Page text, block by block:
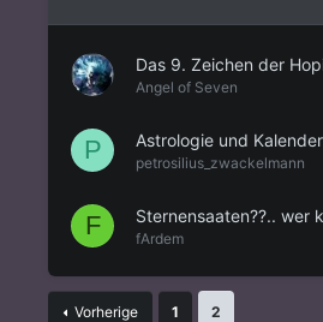
Das 9. Zeichen der
Angel of Seven
P Astrologie und
petrosilius_zwackelmann
F Sternensaaten??.. wer
fArdem
Vorherige 1 2